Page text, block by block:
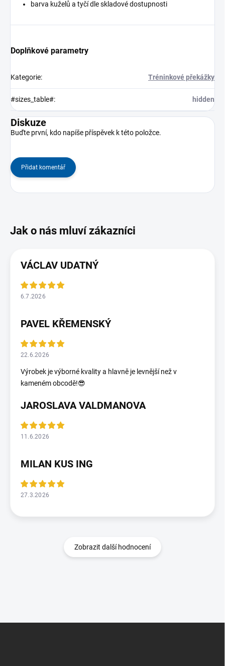
barva kuželů a tyčí dle skladové dostupnosti
Doplňkové parametry
Kategorie: Tréninkové překážky
#sizes_table#: hidden
Diskuze
Buďte první, kdo napíše příspěvek k této položce.
Přidat komentář
VÁCLAV UDATNÝ
6.7.2026
PAVEL KŘEMENSKÝ
22.6.2026
Výrobek je výborné kvality a hlavně je levnější než v
kameném obcodě!😎
JAROSLAVA VALDMANOVA
11.6.2026
MILAN KUS ING
27.3.2026
Zobrazit další hodnocení